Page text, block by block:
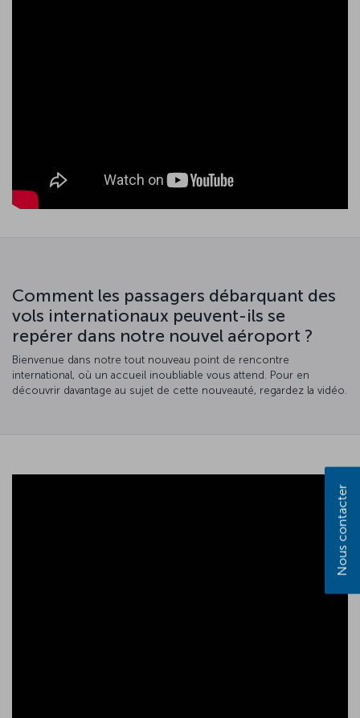
Comment les passagers débarquant des
vols internationaux peuvent-ils se
repérer dans notre nouvel aéroport ?
Bienvenue dans notre tout nouveau point de rencontre
international, où un accueil inoubliable vous attend. Pour en
découvrir davantage au sujet de cette nouveauté, regardez la vidéo.
Nous contacter